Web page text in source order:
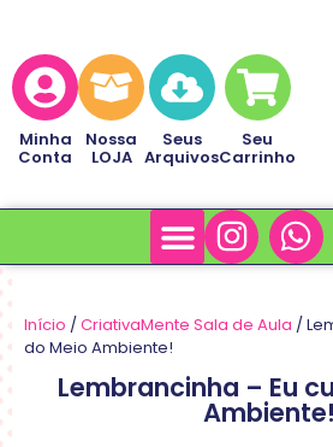
Minha
Conta
Nossa
LOJA
Seus
Arquivos
Seu
Carrinho
Início /CriativaMente Sala de Aula /
do Meio Ambiente!
Lembrancinha – Eu
Ambiente!